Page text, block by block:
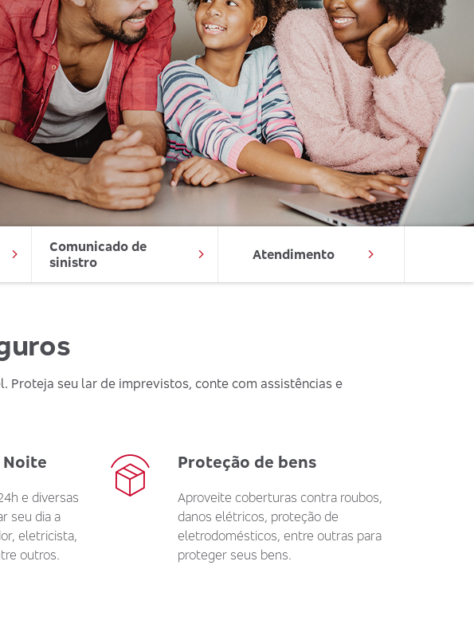
Comunicado de
sinistro
Atendimento
Proteja seu lar de imprevistos, conte com assistências e
Noite
e diversas
seu dia a
eletricista,
outros.
Proteção de bens
Aproveite coberturas contra roubos,
danos elétricos, proteção de
eletrodomésticos, entre outras para
proteger seus bens.